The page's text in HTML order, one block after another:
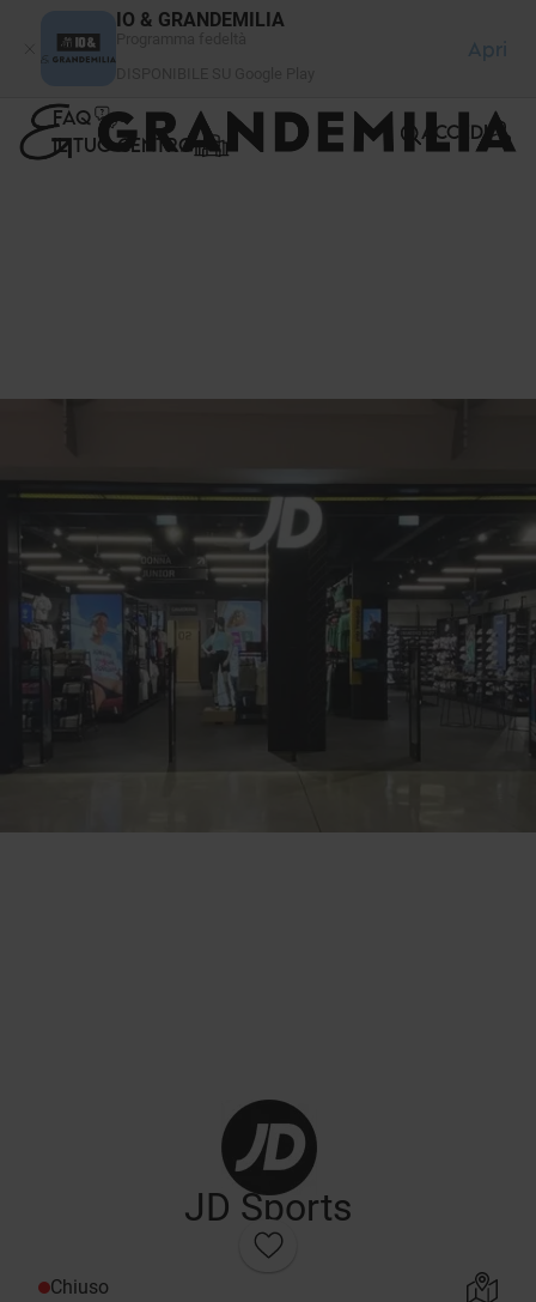
IO & GRANDEMILIA
Apri
FAQ
IL TUO CENTRO
ACCEDI
JD Sports
Chiuso
Pannello di gestione dei cookies